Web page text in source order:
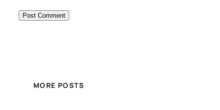
MORE POSTS